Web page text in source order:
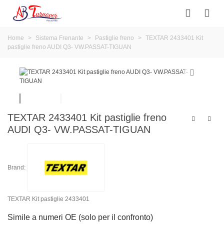
Home > Sistema Frenante > Pastiglie freno > TEXTAR 2433401 Kit
pastiglie freno AUDI Q3- VW.PASSAT-TIGUAN
TEXTAR 2433401 Kit pastiglie freno
AUDI Q3- VW.PASSAT-TIGUAN
Brand:
TEXTAR Kit pastiglie 2433401
Simile a numeri OE (solo per il confronto)